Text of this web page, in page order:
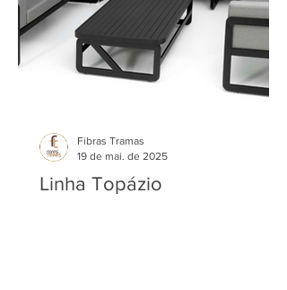
Linha Topázio
Fibras Tramas
19 de mai. de 2025